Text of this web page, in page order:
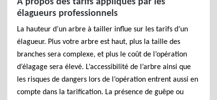
À propos des tarifs appliqués par les
élagueurs professionnels
La hauteur d’un arbre à tailler influe sur les tarifs d’un
élagueur. Plus votre arbre est haut, plus la taille des
branches sera complexe, et plus le coût de l’opération
d’élagage sera élevé. L’accessibilité de l’arbre ainsi que
les risques de dangers lors de l’opération entrent aussi en
compte dans la tarification. La présence de guêpe ou